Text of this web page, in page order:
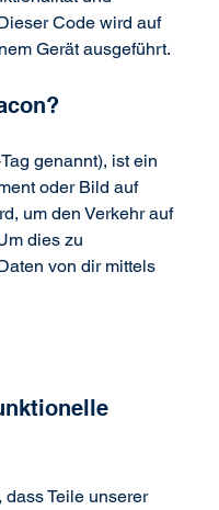
Code wird auf
Gerät ausgeführt.
genannt), ist ein
oder Bild auf
um den Verkehr auf
dies zu
von dir mittels
Teile unserer